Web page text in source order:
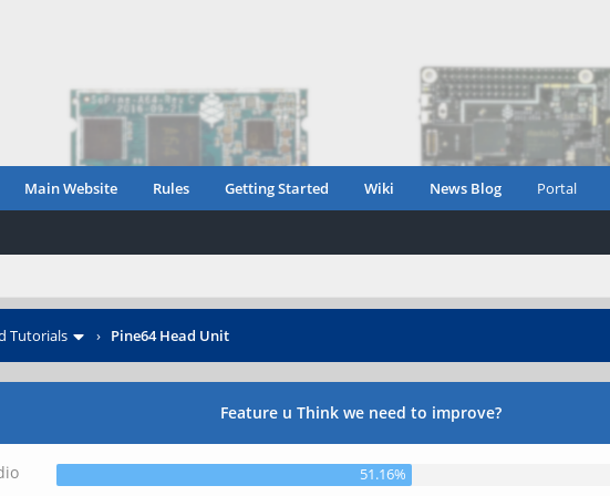
Main Website Rules Getting Started Wiki News Blog Portal
Tutorials › Pine64 Head Unit
Feature u Think we need to improve?
51.16%